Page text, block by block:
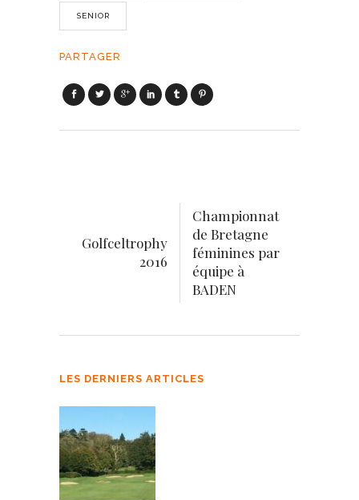
SENIOR
PARTAGER
Golfceltrophy
2016
Championnat
de Bretagne
féminines par
équipe à
BADEN
LES DERNIERS ARTICLES